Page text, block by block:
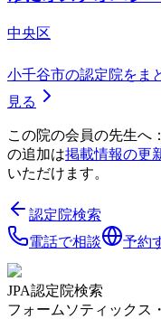
中央区
小千谷市の認定院をま
見る
この院の会員の先生へ
の追加は掲載情報の更
いただけます。
認定院検索
電話で相談
予約
JPA認定院検索
フォームソティックス